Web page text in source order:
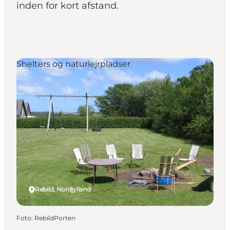
inden for kort afstand.
Rebild, Nordjylland
Shelters og naturlejrpladser
Foto: RebildPorten